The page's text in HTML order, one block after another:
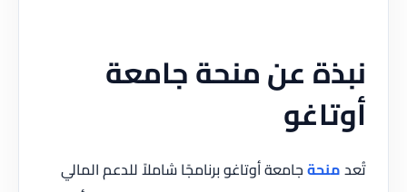
نبذة عن منحة جامعة
أوتاغو
تُعدمنحةجامعة أوتاغو برنامجًا شاملاً للدعم المالي